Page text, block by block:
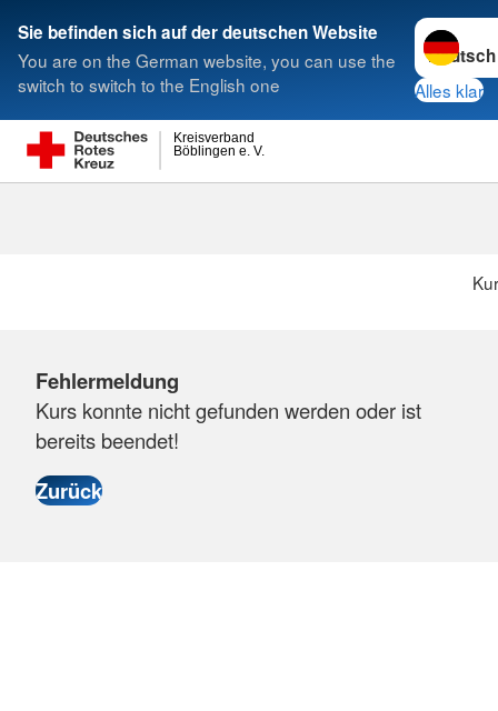
Sie befinden sich auf der deutschen Website
You are on the German website, you can use the
switch to switch to the English one
Sprache
Alles klar
Böblingen e. V.
Kreisverband
Suche
Fehlermeldung
Kurs konnte nicht gefunden werden oder ist
bereits beendet!